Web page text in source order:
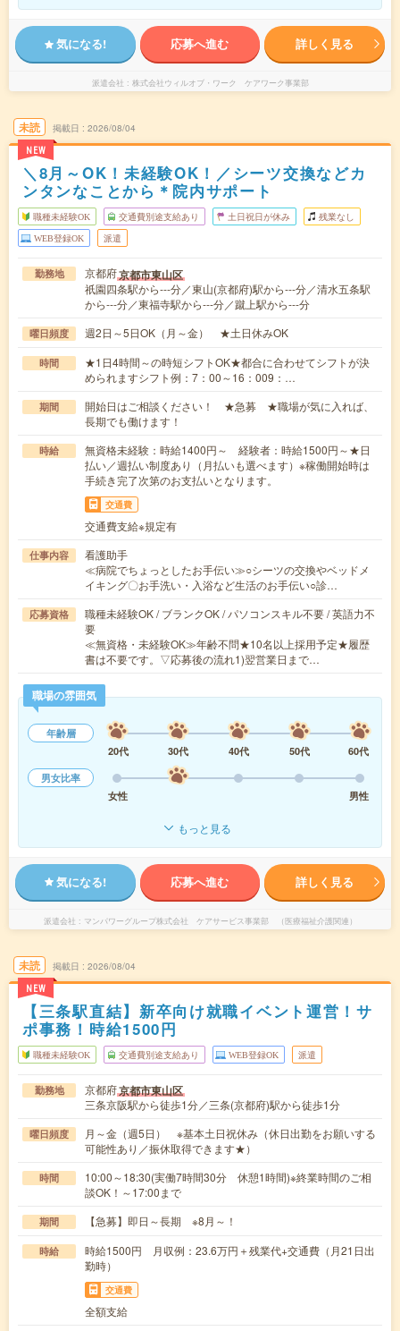
気になる! 応募へ進む 詳しく見る
派遣会社 株式会社ウィルオブ・ワーク ケアワーク事業部
未読
NEW
掲載日 2026/08/04
＼8月～OK！未経験OK！／シーツ交換などカ
ンタンなことから＊院内サポート
職種未経験OK 交通費別途支給あり 土日祝日が休み 残業なし
WEB登録OK 派遣
勤務地 京都府京都市東山区
祇園四条駅から---分／東山(京都府)駅から---分／清水五条駅
から---分／東福寺駅から---分／蹴上駅から---分
曜日頻度 週2日～5日OK（月～金） ★土日休みOK
時間
★1日4時間～の時短シフトOK★都合に合わせてシフトが決
められますシフト例：7：00～16：009：…
期間
開始日はご相談ください！ ★急募 ★職場が気に入れば、
長期でも働けます！
時給
無資格未経験：時給1400円～ 経験者：時給1500円～★日
払い／週払い制度あり（月払いも選べます）※稼働開始時は
手続き完了次第のお支払いとなります。
交通費
交通費支給※規定有
仕事内容
看護助手
≪病院でちょっとしたお手伝い≫○シーツの交換やベッドメ
イキング〇お手洗い・入浴など生活のお手伝い○診…
応募資格
職種未経験OK / ブランクOK / パソコンスキル不要 / 英語力不
要
≪無資格・未経験OK≫年齢不問★10名以上採用予定★履歴
書は不要です。▽応募後の流れ1)翌営業日まで…
職場の雰囲気
年齢層
20代
30代 40代 50代
60代
男女比率
女性
男性
もっと見る
気になる! 応募へ進む 詳しく見る
派遣会社 マンパワーグループ株式会社 ケアサービス事業部 （医療福祉介護関連）
未読
NEW
掲載日 2026/08/04
【三条駅直結】新卒向け就職イベント運営！サ
ポ事務！時給1500円
職種未経験OK 交通費別途支給あり WEB登録OK 派遣
勤務地 京都府京都市東山区
三条京阪駅から徒歩1分／三条(京都府)駅から徒歩1分
曜日頻度
月～金（週5日） ※基本土日祝休み（休日出勤をお願いする
可能性あり／振休取得できます★）
時間
10:00～18:30(実働7時間30分 休憩1時間)※終業時間のご相
談OK！～17:00まで
期間 【急募】即日～長期 ※8月～！
時給
時給1500円 月収例：23.6万円＋残業代+交通費（月21日出
勤時）
交通費
全額支給